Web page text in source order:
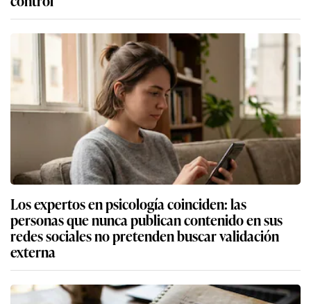
Los expertos en psicología coinciden: las
personas que nunca publican contenido en sus
redes sociales no pretenden buscar validación
externa